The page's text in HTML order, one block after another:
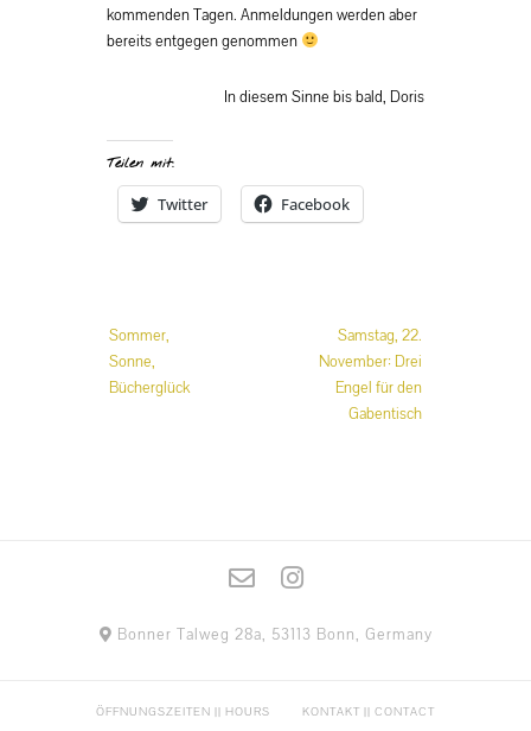
kommenden Tagen. Anmeldungen werden aber
bereits entgegen genommen
In diesem Sinne bis bald, Doris
Teilen mit:
Twitter Facebook
Beitrags-
Navigation
Sommer,
Sonne,
Bücherglück
Samstag, 22.
November: Drei
Engel für den
Gabentisch
Bonner Talweg 28a, 53113 Bonn, Germany
ÖFFNUNGSZEITEN || HOURS KONTAKT || CONTACT